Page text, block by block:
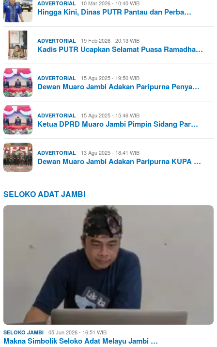
ADVERTORIAL 10 Mar 2026 - 10:40 WIB
Hingga Kini, Dinas PUTR Pantau dan Perba…
ADVERTORIAL 19 Feb 2026 - 20:13 WIB
Kadis PUTR Ucapkan Selamat Puasa Ramadha…
ADVERTORIAL 15 Agu 2025 - 19:50 WIB
Dewan Muaro Jambi Adakan Paripurna Penya…
ADVERTORIAL 15 Agu 2025 - 15:46 WIB
Ketua DPRD Muaro Jambi Pimpin Sidang Par…
ADVERTORIAL 13 Agu 2025 - 18:41 WIB
Dewan Muaro Jambi Adakan Paripurna KUPA …
SELOKO ADAT JAMBI
SELOKO JAMBI 05 Jun 2026 - 16:51 WIB
Makna Simbolik Seloko Adat Melayu Jambi …